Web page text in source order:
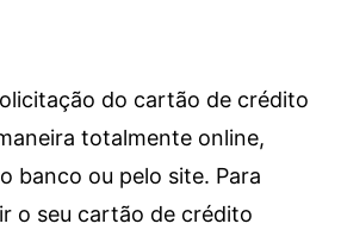
do cartão de crédito
totalmente online,
banco ou pelo site. Para
o seu cartão de crédito